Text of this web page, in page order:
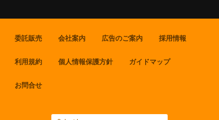
委託販売 会社案内 広告のご案内 採用情報
利用規約 個人情報保護方針 ガイドマップ
お問合せ